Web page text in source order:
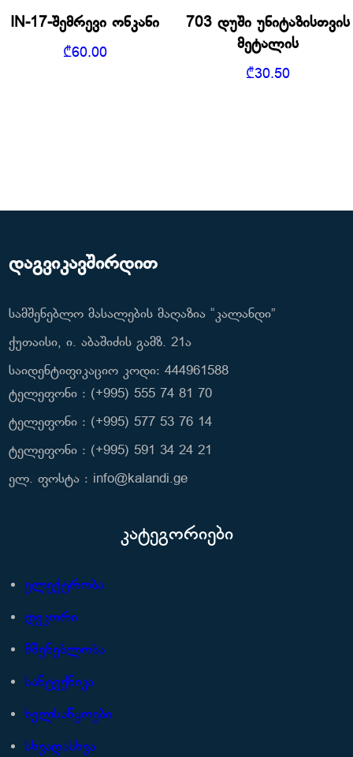
IN-17-შემრევი ონკანი
₾60.00
703 დუში უნიტაზისთვის
მეტალის
₾30.50
დაგვიკავშირდით
სამშენებლო მასალების მაღაზია “კალანდი”
ქუთაისი, ი. აბაშიძის გამზ. 21ა
საიდენტიფიკაციო კოდი: 444961588
ტელეფონი : (+995) 555 74 81 70
ტელეფონი : (+995) 577 53 76 14
ტელეფონი : (+995) 591 34 24 21
ელ. ფოსტა : info@kalandi.ge
კატეგორიები
ელექტრობა
დეკორი
მშენებლობა
სანტექნიკა
ხელსაწყოები
სხვადასხვა